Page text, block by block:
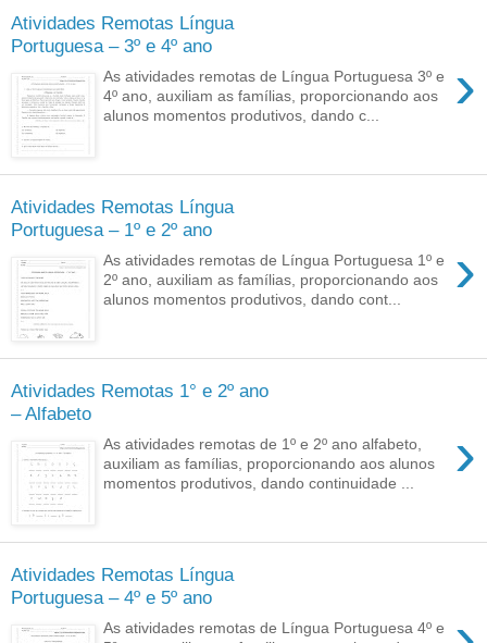
Atividades Remotas Língua
Portuguesa – 3º e 4º ano
›
As atividades remotas de Língua Portuguesa 3º e
4º ano, auxiliam as famílias, proporcionando aos
alunos momentos produtivos, dando c...
Atividades Remotas Língua
Portuguesa – 1º e 2º ano
›
As atividades remotas de Língua Portuguesa 1º e
2º ano, auxiliam as famílias, proporcionando aos
alunos momentos produtivos, dando cont...
Atividades Remotas 1° e 2º ano
– Alfabeto
›
As atividades remotas de 1º e 2º ano alfabeto,
auxiliam as famílias, proporcionando aos alunos
momentos produtivos, dando continuidade ...
Atividades Remotas Língua
Portuguesa – 4º e 5º ano
As atividades remotas de Língua Portuguesa 4º e